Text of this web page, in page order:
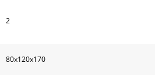
2
80х120х170